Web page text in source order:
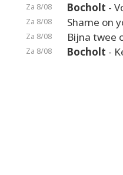
Za 8/08 Bocholt -
Za 8/08 Shame on
Za 8/08 Bijna twee
Za 8/08 Bocholt -